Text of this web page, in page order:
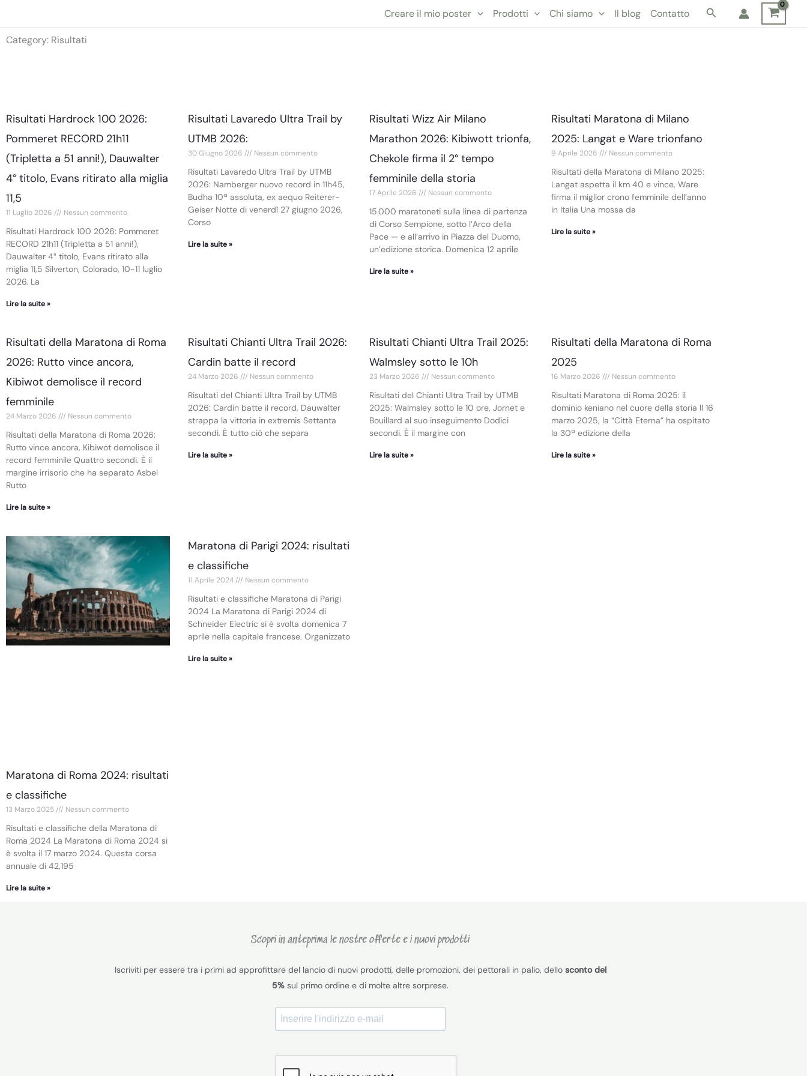
contenuto
Creare il mio poster Prodotti Chi siamo Il blog Contatto Cerca
Category: Risultati
Risultati Hardrock 100 2026:
Pommeret RECORD 21h11
(Tripletta a 51 anni!), Dauwalter
4° titolo, Evans ritirato alla miglia
11,5
11 Luglio 2026 Nessun commento
Risultati Hardrock 100 2026: Pommeret
RECORD 21h11 (Tripletta a 51 anni!),
Dauwalter 4° titolo, Evans ritirato alla
miglia 11,5 Silverton, Colorado, 10-11 luglio
2026. La
Lire la suite »
Risultati Lavaredo Ultra Trail by
UTMB 2026:
30 Giugno 2026 Nessun commento
Risultati Lavaredo Ultra Trail by UTMB
2026: Namberger nuovo record in 11h45,
Budha 10ª assoluta, ex aequo Reiterer-
Geiser Notte di venerdì 27 giugno 2026,
Corso
Lire la suite »
Risultati Wizz Air Milano
Marathon 2026: Kibiwott trionfa,
Chekole firma il 2° tempo
femminile della storia
17 Aprile 2026 Nessun commento
15.000 maratoneti sulla linea di partenza
di Corso Sempione, sotto l’Arco della
Pace — e all’arrivo in Piazza del Duomo,
un’edizione storica. Domenica 12 aprile
Lire la suite »
Risultati Maratona di Milano
2025: Langat e Ware trionfano
9 Aprile 2026 Nessun commento
Risultati della Maratona di Milano 2025:
Langat aspetta il km 40 e vince, Ware
firma il miglior crono femminile dell’anno
in Italia Una mossa da
Lire la suite »
Risultati della Maratona di Roma
2026: Rutto vince ancora,
Kibiwot demolisce il record
femminile
24 Marzo 2026 Nessun commento
Risultati della Maratona di Roma 2026:
Rutto vince ancora, Kibiwot demolisce il
record femminile Quattro secondi. È il
margine irrisorio che ha separato Asbel
Rutto
Lire la suite »
Risultati Chianti Ultra Trail 2026:
Cardin batte il record
24 Marzo 2026 Nessun commento
Risultati del Chianti Ultra Trail by UTMB
2026: Cardin batte il record, Dauwalter
strappa la vittoria in extremis Settanta
secondi. È tutto ciò che separa
Lire la suite »
Risultati Chianti Ultra Trail 2025:
Walmsley sotto le 10h
23 Marzo 2026 Nessun commento
Risultati del Chianti Ultra Trail by UTMB
2025: Walmsley sotto le 10 ore, Jornet e
Bouillard al suo inseguimento Dodici
secondi. È il margine con
Lire la suite »
Risultati della Maratona di Roma
2025
16 Marzo 2026 Nessun commento
Risultati Maratona di Roma 2025: il
dominio keniano nel cuore della storia Il 16
marzo 2025, la “Città Eterna” ha ospitato
la 30ª edizione della
Lire la suite »
Maratona di Roma 2024: risultati
e classifiche
13 Marzo 2025 Nessun commento
Risultati e classifiche della Maratona di
Roma 2024 La Maratona di Roma 2024 si
è svolta il 17 marzo 2024. Questa corsa
annuale di 42,195
Lire la suite »
Maratona di Parigi 2024: risultati
e classifiche
11 Aprile 2024 Nessun commento
Risultati e classifiche Maratona di Parigi
2024 La Maratona di Parigi 2024 di
Schneider Electric si è svolta domenica 7
aprile nella capitale francese. Organizzato
Lire la suite »
Scopri in anteprima le nostre offerte e i nuovi prodotti
Iscriviti per essere tra i primi ad approfittare del lancio di nuovi prodotti, delle promozioni, dei pettorali in palio, dellosconto del
5% sul primo ordine e di molte altre sorprese.